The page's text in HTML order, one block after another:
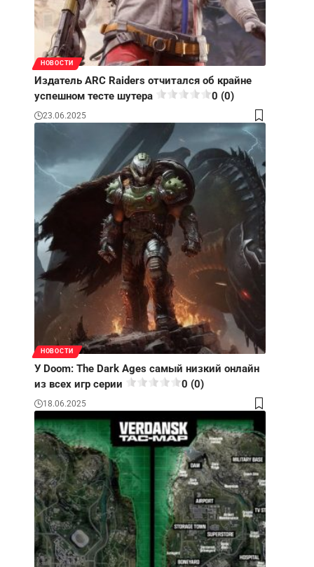
НОВОСТИ
Издатель ARC Raiders отчитался об крайне
успешном тесте шутера
0 (0)
23.06.2025
НОВОСТИ
У Doom: The Dark Ages самый низкий онлайн
из всех игр серии
0 (0)
18.06.2025